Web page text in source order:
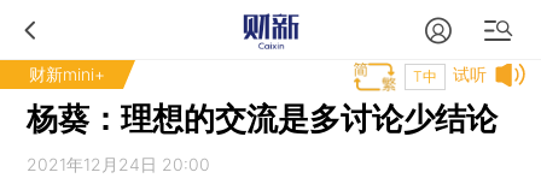
财新mini+ 试听
T中
杨葵：理想的交流是多讨论少结论
2021年12月24日 20:00